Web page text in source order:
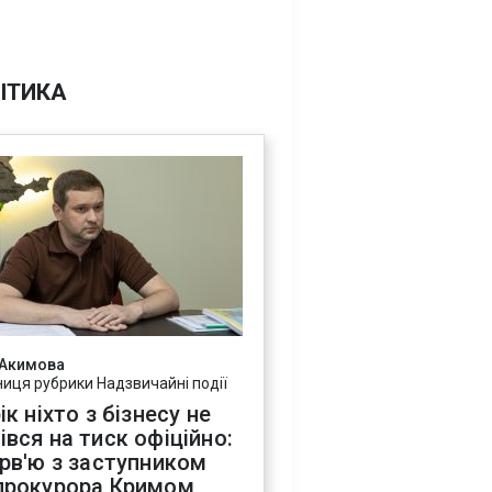
рубрики Надзвичайні події
ніхто з бізнесу не
на тиск офіційно:
з заступником
Кримом